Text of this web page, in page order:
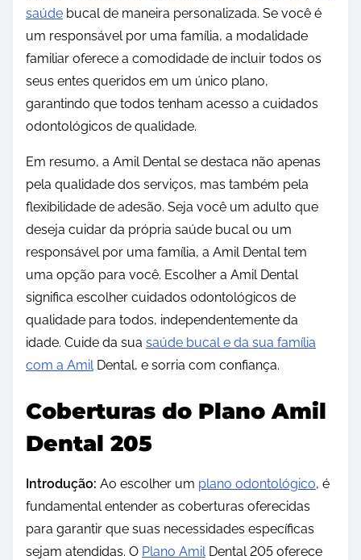
saúde bucal de maneira personalizada. Se você é
um responsável por uma família, a modalidade
familiar oferece a comodidade de incluir todos os
seus entes queridos em um único plano,
garantindo que todos tenham acesso a cuidados
odontológicos de qualidade.
Em resumo, a Amil Dental se destaca não apenas
pela qualidade dos serviços, mas também pela
flexibilidade de adesão. Seja você um adulto que
deseja cuidar da própria saúde bucal ou um
responsável por uma família, a Amil Dental tem
uma opção para você. Escolher a Amil Dental
significa escolher cuidados odontológicos de
qualidade para todos, independentemente da
idade. Cuide da sua saúde bucal e da sua família
com a AmilDental, e sorria com confiança.
Coberturas do Plano Amil
Dental 205
Introdução: Ao escolher um plano odontológico, é
fundamental entender as coberturas oferecidas
para garantir que suas necessidades específicas
sejam atendidas. O Plano Amil Dental 205 oferece